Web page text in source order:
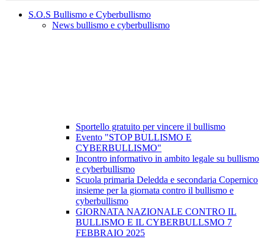
S.O.S Bullismo e Cyberbullismo
News bullismo e cyberbullismo
Sportello gratuito per vincere il bullismo
Evento "STOP BULLISMO E
CYBERBULLISMO"
Incontro informativo in ambito legale su bullismo
e cyberbullismo
Scuola primaria Deledda e secondaria Copernico
insieme per la giornata contro il bullismo e
cyberbullismo
GIORNATA NAZIONALE CONTRO IL
BULLISMO E IL CYBERBULLSMO 7
FEBBRAIO 2025